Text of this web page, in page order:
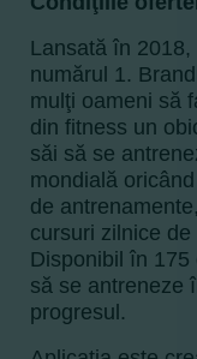
Lansată în
numărul 1.
mulţi oameni să
din fitness un
săi să se
mondială
de
cursuri zilnice
Disponibil în
să se antreneze
progresul.